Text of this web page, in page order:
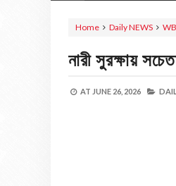
Home Daily NEWS
নারী সুরক্ষায়
AT JUNE 26, 2026